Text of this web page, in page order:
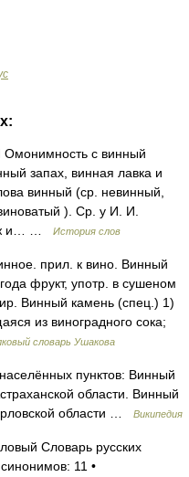
с винный
запах, винная лавка и
винный (ср. невинный,
). Ср. у И. И.
и… …
История слов
прил. к вино. Винный
фрукт, употр. в сушеном
Винный камень (спец.) 1)
из виноградного сока;
словарь Ушакова
пунктов: Винный
области. Винный
области …
Википедия
Словарь русских
11 •